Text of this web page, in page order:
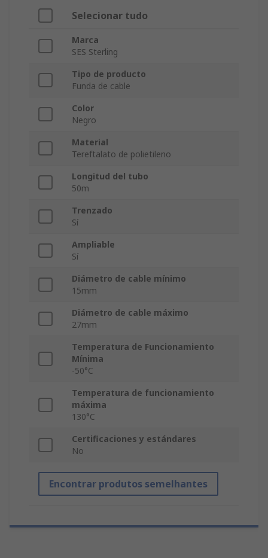
Selecionar tudo
Marca
SES Sterling
Tipo de producto
Funda de cable
Color
Negro
Material
Tereftalato de polietileno
Longitud del tubo
50m
Trenzado
Sí
Ampliable
Sí
Diámetro de cable mínimo
15mm
Diámetro de cable máximo
27mm
Temperatura de Funcionamiento
Mínima
-50°C
Temperatura de funcionamiento
máxima
130°C
Certificaciones y estándares
No
Encontrar produtos semelhantes